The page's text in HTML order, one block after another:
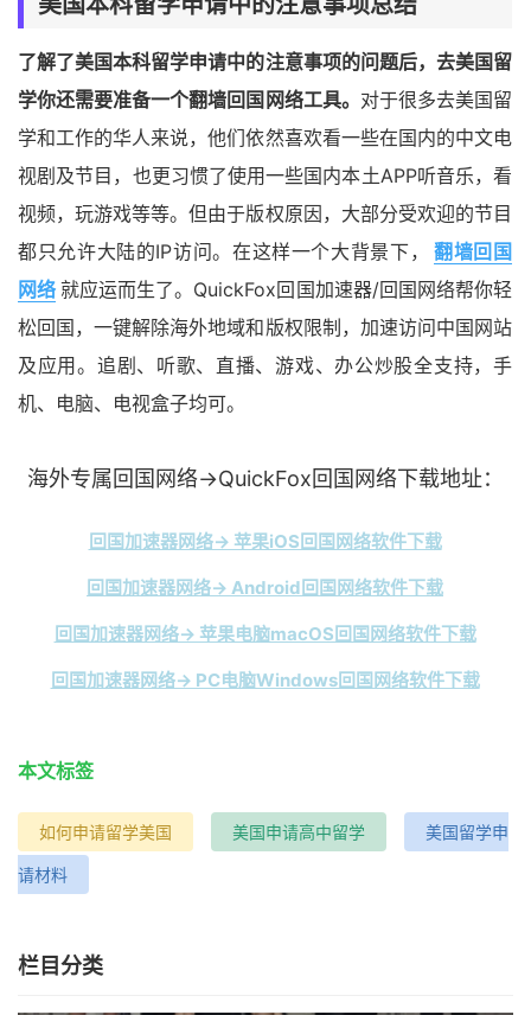
了解了美国本科留学申请中的注意事项的问题后，去美国留
学你还需要准备一个翻墙回国网络工具。 对于很多去美国留
学和工作的华人来说，他们依然喜欢看一些在国内的中文电
视剧及节目，也更习惯了使用一些国内本土APP听音乐，看
视频，玩游戏等等。但由于版权原因，大部分受欢迎的节目
都只允许大陆的IP访问。在这样一个大背景下，
翻墙回国
网络 就应运而生了。QuickFox回国加速器/回国网络帮你轻
松回国，一键解除海外地域和版权限制，加速访问中国网站
及应用。追剧、听歌、直播、游戏、办公炒股全支持，手
机、电脑、电视盒子均可。
海外专属回国网络→QuickFox回国网络下载地址：
回国加速器网络→ 苹果iOS回国网络软件下载
回国加速器网络→ Android回国网络软件下载
回国加速器网络→ 苹果电脑macOS回国网络软件下载
回国加速器网络→ PC电脑Windows回国网络软件下载
本文标签
如何申请留学美国 美国申请高中留学 美国留学申
请材料
栏目分类